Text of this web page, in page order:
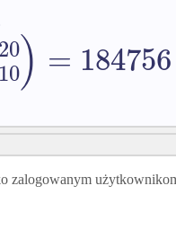
20
10) = 184756
zalogowanym